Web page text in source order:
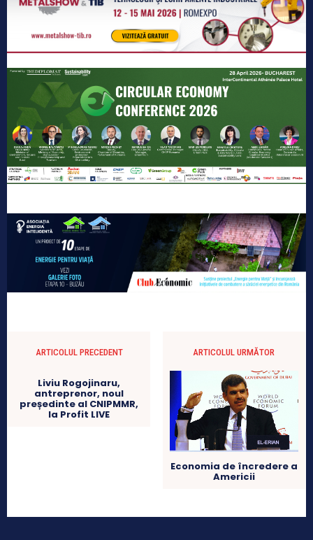
ARTICOLUL PRECEDENT
Liviu Rogojinaru,
antreprenor, noul
președinte al CNIPMMR,
la Profit LIVE
ARTICOLUL URMĂTOR
Economia de încredere a
Americii